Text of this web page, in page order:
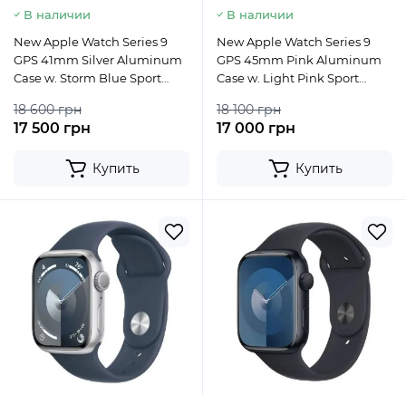
В наличии
New Apple Watch Series 9
GPS 41mm Silver Aluminum
Case w. Storm Blue Sport
18 600 грн
17 500 грн
Купить
В наличии
New Apple Watch Series 9
GPS 45mm Pink Aluminum
Case w. Light Pink Sport
18 100 грн
17 000 грн
Купить